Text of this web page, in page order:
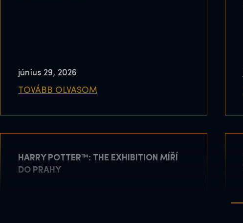
június 29, 2026
TOVÁBB OLVASOM
HARRY POTTER™: THE EXHIBITION MÍŘÍ
DO PRAHY